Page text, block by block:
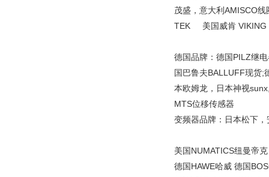
茂盛，意大利AMISCO
TEK 美国威肯 VIKING
德国品牌：德国PILZ继
国巴鲁夫BALLUFF现货;
本欧姆龙，日本神视
MTS位移传感器
变频器品牌：日本松下
美国NUMATICS纽曼帝
德国HAWE哈威 德国